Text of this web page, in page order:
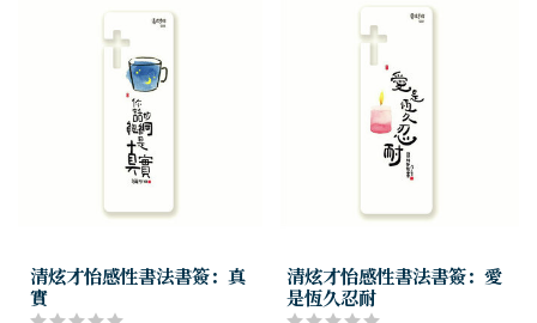
清炫才怡感性書法書簽：真
實
清炫才怡感性書法書簽：愛
是恆久忍耐